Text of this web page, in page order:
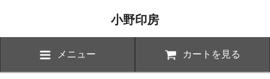
小野印房
メニュー カートを見る